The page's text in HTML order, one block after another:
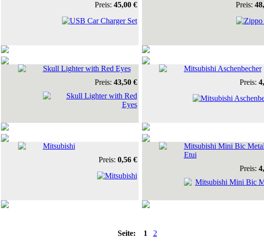
Preis: 45,00 €
Preis:
Skull Lighter with Red Eyes
Preis: 43,50 €
Mitsubishi Aschenbecher
Preis:
Mitsubishi
Preis: 0,56 €
Mitsubishi Mini Bic
Etui
Preis:
Seite: 1 2